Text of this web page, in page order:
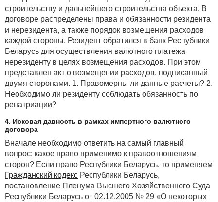
строительству и дальнейшего строительства объекта. В
договоре распределены права и обязанности резидента
и нерезидента, а также порядок возмещения расходов
каждой стороны. Резидент обратился в банк Республики
Беларусь для осуществления валютного платежа
нерезиденту в целях возмещения расходов. При этом
представлен акт о возмещении расходов, подписанный
двумя сторонами. 1. Правомерны ли данные расчеты? 2.
Необходимо ли резиденту соблюдать обязанность по
репатриации?
4. Исковая давность в рамках импортного валютного
договора
Вначале необходимо ответить на самый главный
вопрос: какое право применимо к правоотношениям
сторон? Если право Республики Беларусь, то применяем
Гражданский кодекс Республики Беларусь,
постановление Пленума Высшего Хозяйственного Суда
Республики Беларусь от 02.12.2005 № 29 «О некоторых